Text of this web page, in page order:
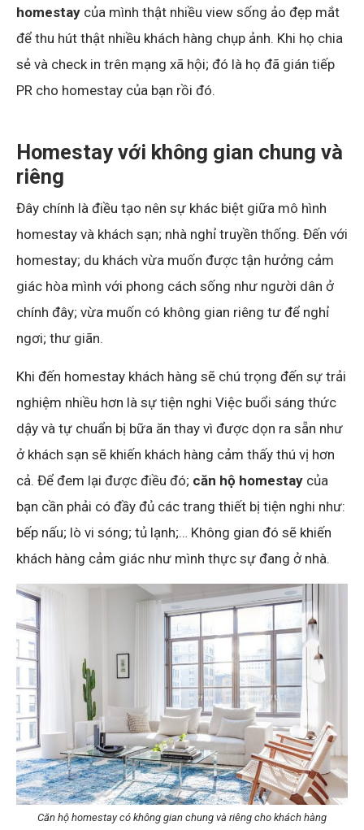
homestay của mình thật nhiều view sống ảo đẹp mắt
để thu hút thật nhiều khách hàng chụp ảnh. Khi họ chia
sẻ và check in trên mạng xã hội; đó là họ đã gián tiếp
PR cho homestay của bạn rồi đó.
Homestay với không gian chung và
riêng
Đây chính là điều tạo nên sự khác biệt giữa mô hình
homestay và khách sạn; nhà nghỉ truyền thống. Đến với
homestay; du khách vừa muốn được tận hưởng cảm
giác hòa mình với phong cách sống như người dân ở
chính đây; vừa muốn có không gian riêng tư để nghỉ
ngơi; thư giãn.
Khi đến homestay khách hàng sẽ chú trọng đến sự trải
nghiệm nhiều hơn là sự tiện nghi Việc buổi sáng thức
dậy và tự chuẩn bị bữa ăn thay vì được dọn ra sẵn như
ở khách sạn sẽ khiến khách hàng cảm thấy thú vị hơn
cả. Để đem lại được điều đó; căn hộ homestay của
bạn cần phải có đầy đủ các trang thiết bị tiện nghi như:
bếp nấu; lò vi sóng; tủ lạnh;… Không gian đó sẽ khiến
khách hàng cảm giác như mình thực sự đang ở nhà.
Căn hộ homestay có không gian chung và riêng cho khách hàng